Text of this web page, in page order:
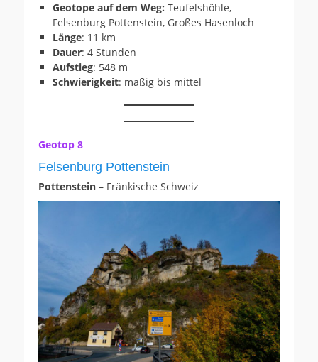
Geotope auf dem Weg: Teufelshöhle,
Felsenburg Pottenstein, Großes Hasenloch
Länge: 11 km
Dauer: 4 Stunden
Aufstieg: 548 m
Schwierigkeit: mäßig bis mittel
Geotop 8
Felsenburg Pottenstein
Pottenstein – Fränkische Schweiz